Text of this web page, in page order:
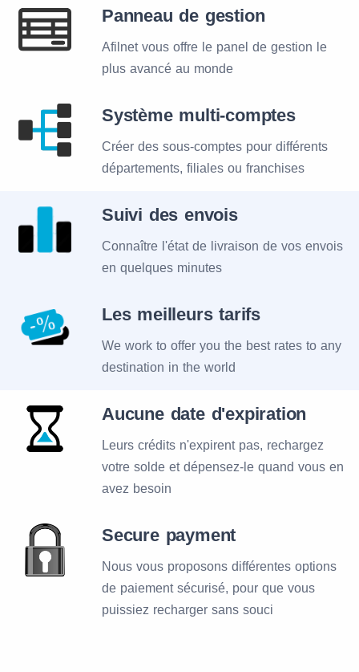
Panneau de gestion
Afilnet vous offre le panel de gestion le
plus avancé au monde
Système multi-comptes
Créer des sous-comptes pour différents
départements, filiales ou franchises
Suivi des envois
Connaître l'état de livraison de vos envois
en quelques minutes
Les meilleurs tarifs
We work to offer you the best rates to any
destination in the world
Aucune date d'expiration
Leurs crédits n'expirent pas, rechargez
votre solde et dépensez-le quand vous en
avez besoin
Secure payment
Nous vous proposons différentes options
de paiement sécurisé, pour que vous
puissiez recharger sans souci